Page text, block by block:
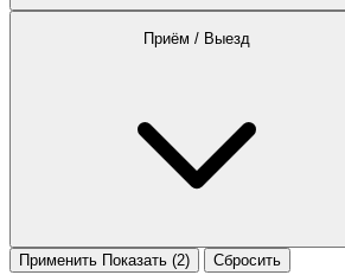
Приём / Выезд
Применить Показать (2) Сбросить